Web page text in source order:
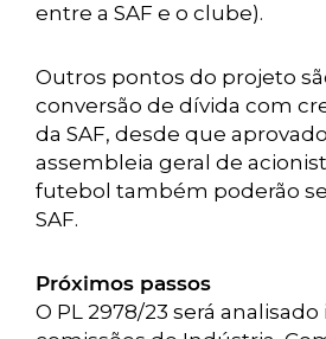
entre a SAF e o clube).
Outros pontos do projeto
conversão de dívida com
da SAF, desde que
assembleia geral de
futebol também poderão
SAF.
Próximos passos
O PL 2978/23 será